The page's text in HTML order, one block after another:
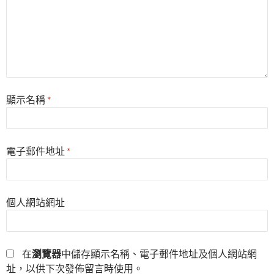
顯示名稱 *
電子郵件地址 *
個人網站網址
在瀏覽器中儲存顯示名稱、電子郵件地址及個人網站網
址，以供下次發佈留言時使用。